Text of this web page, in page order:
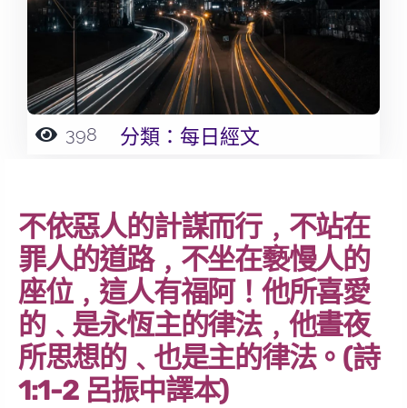
398 分類： 每日經文
不依惡人的計謀而行﹐不站在
罪人的道路﹐不坐在褻慢人的
座位﹐這人有福阿！他所喜愛
的﹑是永恆主的律法﹐他晝夜
所思想的﹑也是主的律法。(詩
1:1-2 呂振中譯本)